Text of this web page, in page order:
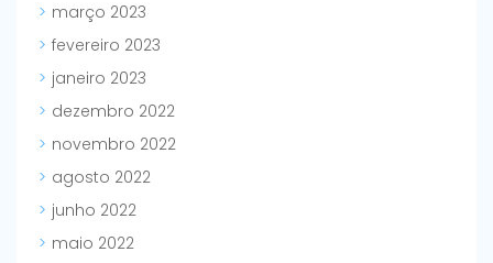
março 2023
fevereiro 2023
janeiro 2023
dezembro 2022
novembro 2022
agosto 2022
junho 2022
maio 2022